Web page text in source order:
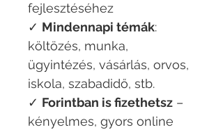
fejlesztéséhez
✓ Mindennapi témák:
költözés, munka,
ügyintézés, vásárlás, orvos,
iskola, szabadidő, stb.
✓ Forintban is fizethetsz –
kényelmes, gyors online